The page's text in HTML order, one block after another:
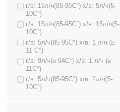
г/в: 15л/ч(85-95C°) х/в: 5л/ч(5-
10C°)
г/в: 15л/ч(85-95C°) х/в: 15л/ч(5-
10C°)
г/в: 5л/ч(85-95C°) х/в: 1 л/ч (≥
11 C°)
г/в: 9л/ч(≥ 94C°) х/в: 1 л/ч (≥
11C°)
г/в: 5л/ч(85-95C°) х/в: 2л/ч(5-
10C°)